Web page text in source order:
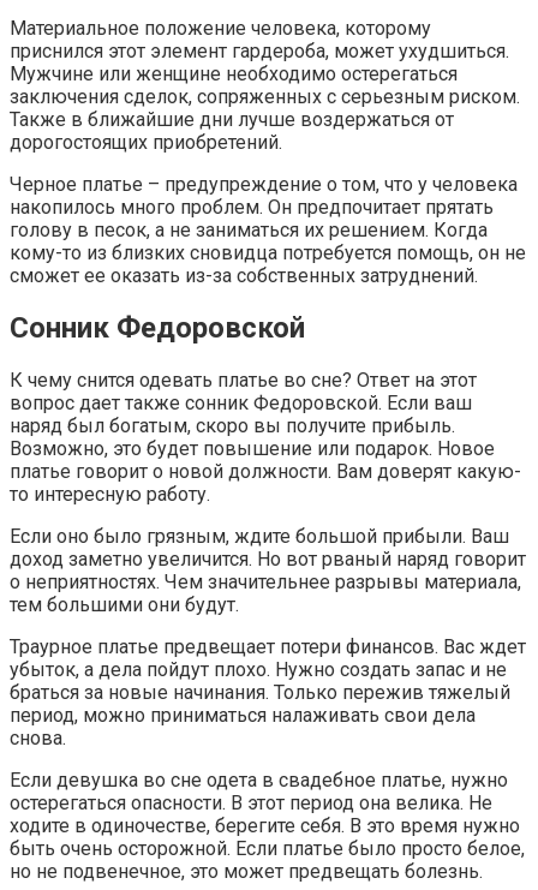
Материальное положение человека, которому
приснился этот элемент гардероба, может ухудшиться.
Мужчине или женщине необходимо остерегаться
заключения сделок, сопряженных с серьезным риском.
Также в ближайшие дни лучше воздержаться от
дорогостоящих приобретений.
Черное платье – предупреждение о том, что у человека
накопилось много проблем. Он предпочитает прятать
голову в песок, а не заниматься их решением. Когда
кому-то из близких сновидца потребуется помощь, он не
сможет ее оказать из-за собственных затруднений.
Сонник Федоровской
К чему снится одевать платье во сне? Ответ на этот
вопрос дает также сонник Федоровской. Если ваш
наряд был богатым, скоро вы получите прибыль.
Возможно, это будет повышение или подарок. Новое
платье говорит о новой должности. Вам доверят какую-
то интересную работу.
Если оно было грязным, ждите большой прибыли. Ваш
доход заметно увеличится. Но вот рваный наряд говорит
о неприятностях. Чем значительнее разрывы материала,
тем большими они будут.
Траурное платье предвещает потери финансов. Вас ждет
убыток, а дела пойдут плохо. Нужно создать запас и не
браться за новые начинания. Только пережив тяжелый
период, можно приниматься налаживать свои дела
снова.
Если девушка во сне одета в свадебное платье, нужно
остерегаться опасности. В этот период она велика. Не
ходите в одиночестве, берегите себя. В это время нужно
быть очень осторожной. Если платье было просто белое,
но не подвенечное, это может предвещать болезнь.